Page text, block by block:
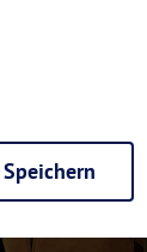
zur Verfügung zu
Speichern